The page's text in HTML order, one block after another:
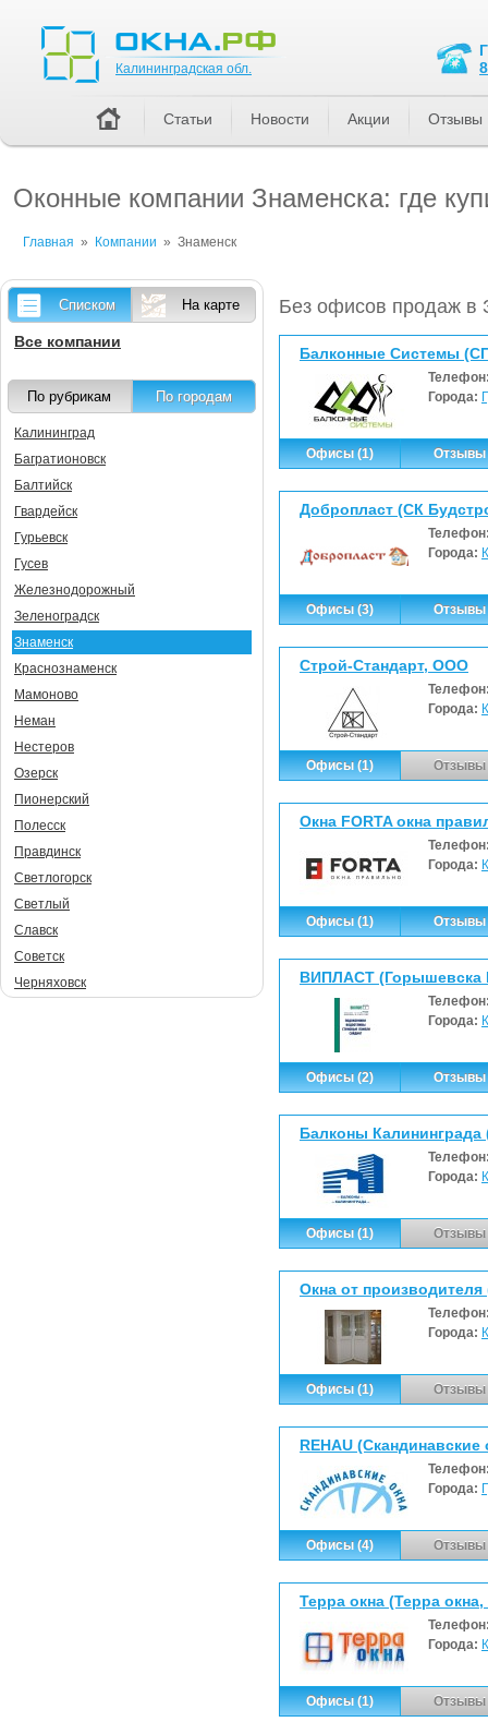
Оконные компании Знаменска: где
Главная » Компании » Знаменск
Без офисов продаж в
Балконные Системы
Города:
Офисы (1) Отзывы
Добропласт (СК
Города:
Офисы (3) Отзывы
Строй-Стандарт, ООО
Города:
Офисы (1) Отзывы
Окна FORTA окна
Города:
Офисы (1) Отзывы
ВИПЛАСТ (Горышевска
Города:
Офисы (2) Отзывы
Балконы
Города:
Офисы (1) Отзывы
Окна от
Города:
Офисы (1) Отзывы
REHAU
Города:
Офисы (4) Отзывы
Терра окна (Терра
Города:
Офисы (1) Отзывы
Списком На карте
Все компании
По рубрикам По городам
Калининград
Багратионовск
Балтийск
Гвардейск
Гурьевск
Гусев
Железнодорожный
Зеленоградск
Знаменск
Краснознаменск
Мамоново
Неман
Нестеров
Озерск
Пионерский
Полесск
Правдинск
Светлогорск
Светлый
Славск
Советск
Черняховск
Калининградская обл.
Статьи Новости Акции Отзывы